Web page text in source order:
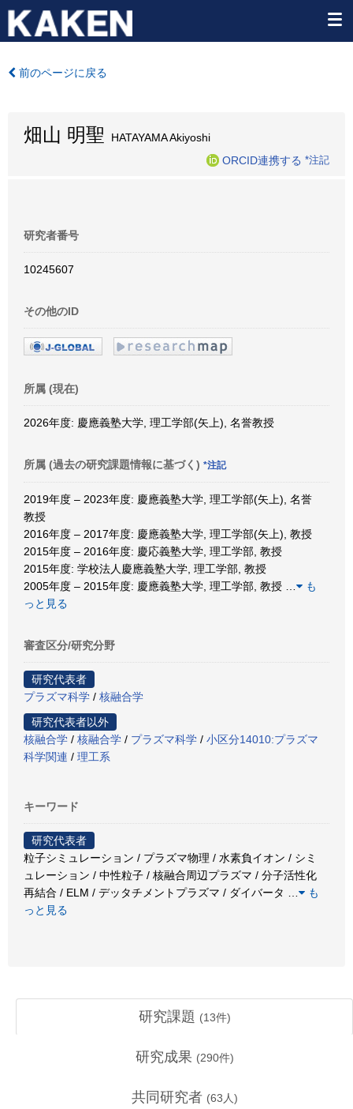
前のページに戻る
畑山 明聖
HATAYAMA Akiyoshi
ORCID連携する *注記
研究者番号
10245607
その他のID
所属 (現在)
2026年度: 慶應義塾大学, 理工学部(矢上), 名誉教授
所属 (過去の研究課題情報に基づく) *注記
2019年度 – 2023年度: 慶應義塾大学, 理工学部(矢上), 名誉
教授
2016年度 – 2017年度: 慶應義塾大学, 理工学部(矢上), 教授
2015年度 – 2016年度: 慶応義塾大学, 理工学部, 教授
2015年度: 学校法人慶應義塾大学, 理工学部, 教授
2005年度 – 2015年度: 慶應義塾大学, 理工学部, 教授
も
っと見る
審査区分/研究分野
研究代表者
プラズマ科学 / 核融合学
研究代表者以外
核融合学 / 核融合学 / プラズマ科学 / 小区分14010:プラズマ
科学関連 / 理工系
キーワード
研究代表者
粒子シミュレーション / プラズマ物理 / 水素負イオン / シミ
ュレーション / 中性粒子 / 核融合周辺プラズマ / 分子活性化
再結合 / ELM / デッタチメントプラズマ / ダイバータ
も
っと見る
研究課題 (13件)
研究成果 (290件)
共同研究者 (63 人)